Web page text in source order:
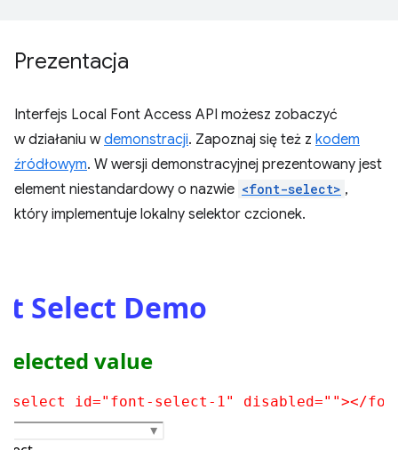
Prezentacja
Interfejs Local Font Access API możesz zobaczyć
w działaniu wdemonstracji. Zapoznaj się też z kodem
źródłowym. W wersji demonstracyjnej prezentowany jest
element niestandardowy o nazwie <font-select> ,
który implementuje lokalny selektor czcionek.